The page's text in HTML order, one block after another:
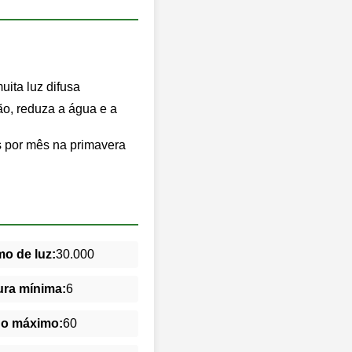
luz difusa
reduza a água e a
mês na primavera
de luz:30.000
mínima:6
máximo:60